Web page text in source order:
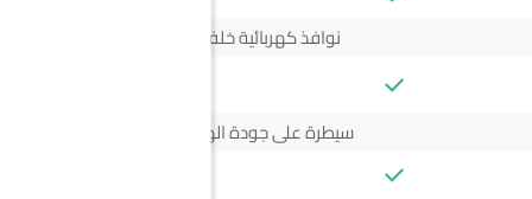
نوافذ كهربائية خلفية
سيطرة على جودة الهواء